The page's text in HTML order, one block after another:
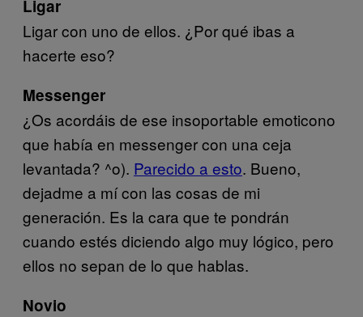
Ligar
Ligar con uno de ellos. ¿Por qué ibas a
hacerte eso?
Messenger
¿Os acordáis de ese insoportable emoticono
que había en messenger con una ceja
levantada? ^o). Parecido a esto. Bueno,
dejadme a mí con las cosas de mi
generación. Es la cara que te pondrán
cuando estés diciendo algo muy lógico, pero
ellos no sepan de lo que hablas.
Novio